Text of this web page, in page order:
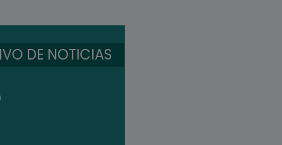
DE NOTICIAS